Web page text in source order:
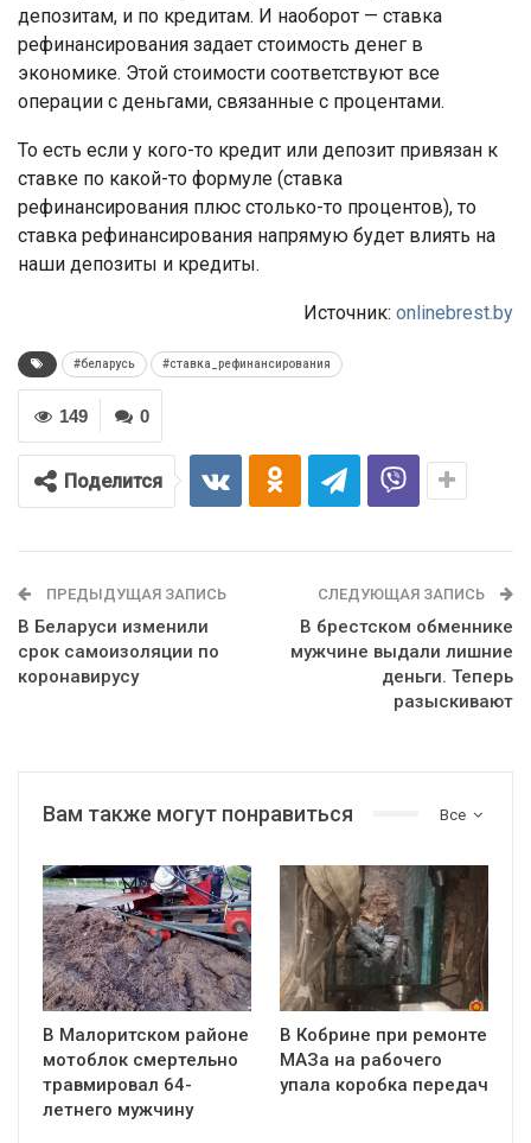
депозитам, и по кредитам. И наоборот — ставка
рефинансирования задает стоимость денег в
экономике. Этой стоимости соответствуют все
операции с деньгами, связанные с процентами.
То есть если у кого-то кредит или депозит привязан к
ставке по какой-то формуле (ставка
рефинансирования плюс столько-то процентов), то
ставка рефинансирования напрямую будет влиять на
наши депозиты и кредиты.
Источник: onlinebrest.by
#беларусь #ставка_рефинансирования
0
149
Поделится
ПРЕДЫДУЩАЯ ЗАПИСЬ
В Беларуси изменили
срок самоизоляции по
коронавирусу
СЛЕДУЮЩАЯ ЗАПИСЬ
В брестском обменнике
мужчине выдали лишние
деньги. Теперь
разыскивают
Все
Вам также могут понравиться
В Малоритском районе
мотоблок смертельно
травмировал 64-
летнего мужчину
В Кобрине при ремонте
МАЗа на рабочего
упала коробка передач